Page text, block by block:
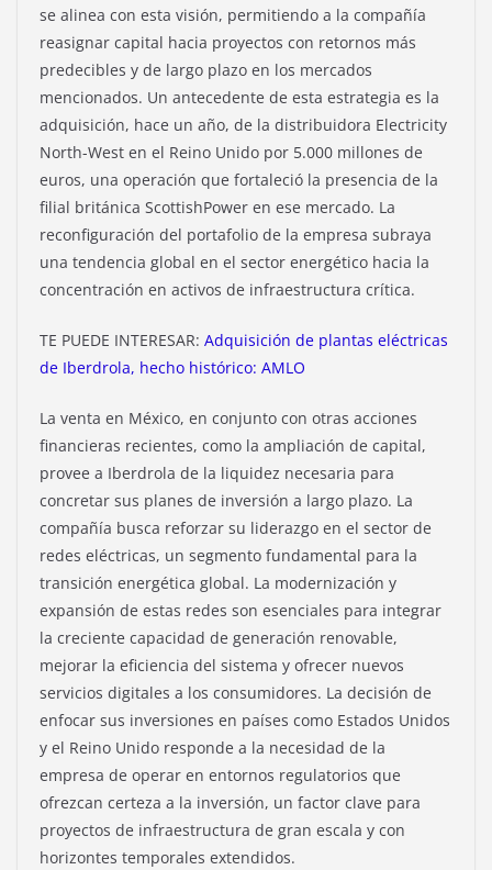
se alinea con esta visión, permitiendo a la compañía
reasignar capital hacia proyectos con retornos más
predecibles y de largo plazo en los mercados
mencionados. Un antecedente de esta estrategia es la
adquisición, hace un año, de la distribuidora Electricity
North-West en el Reino Unido por 5.000 millones de
euros, una operación que fortaleció la presencia de la
filial británica ScottishPower en ese mercado. La
reconfiguración del portafolio de la empresa subraya
una tendencia global en el sector energético hacia la
concentración en activos de infraestructura crítica.
TE PUEDE INTERESAR: Adquisición de plantas eléctricas
de Iberdrola, hecho histórico: AMLO
La venta en México, en conjunto con otras acciones
financieras recientes, como la ampliación de capital,
provee a Iberdrola de la liquidez necesaria para
concretar sus planes de inversión a largo plazo. La
compañía busca reforzar su liderazgo en el sector de
redes eléctricas, un segmento fundamental para la
transición energética global. La modernización y
expansión de estas redes son esenciales para integrar
la creciente capacidad de generación renovable,
mejorar la eficiencia del sistema y ofrecer nuevos
servicios digitales a los consumidores. La decisión de
enfocar sus inversiones en países como Estados Unidos
y el Reino Unido responde a la necesidad de la
empresa de operar en entornos regulatorios que
ofrezcan certeza a la inversión, un factor clave para
proyectos de infraestructura de gran escala y con
horizontes temporales extendidos.